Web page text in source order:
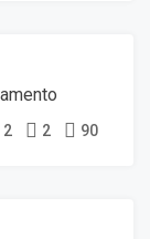
2 2 90